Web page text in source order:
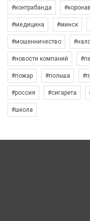
#контрабанда
#медицина #минск
#мошенничество
#новости компаний
#пожар #польша
#россия #сигарета
#школа